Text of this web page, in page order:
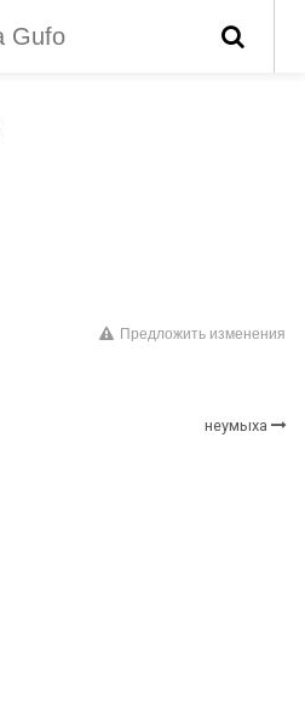
Предложить изменения
неумыха